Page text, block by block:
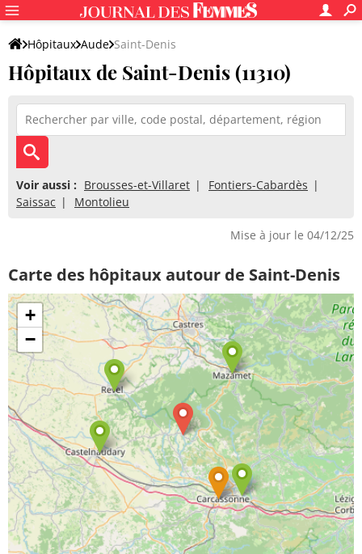
Hôpitaux Aude Saint-Denis
Hôpitaux de Saint-Denis (11310)
Voir aussi : Brousses-et-Villaret
Fontiers-Cabardès
Saissac
Montolieu
Mise à jour le 04/12/25
Carte des hôpitaux autour de Saint-Denis
+
−